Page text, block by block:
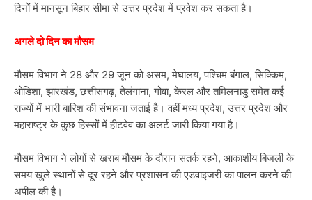
दिनों में मानसून बिहार सीमा से उत्तर प्रदेश में प्रवेश कर सकता है।
अगले दो दिन का मौसम
मौसम विभाग ने 28 और 29 जून को असम, मेघालय, पश्चिम बंगाल, सिक्किम,
ओडिशा, झारखंड, छत्तीसगढ़, तेलंगाना, गोवा, केरल और तमिलनाडु समेत कई
राज्यों में भारी बारिश की संभावना जताई है। वहीं मध्य प्रदेश, उत्तर प्रदेश और
महाराष्ट्र के कुछ हिस्सों में हीटवेव का अलर्ट जारी किया गया है।
मौसम विभाग ने लोगों से खराब मौसम के दौरान सतर्क रहने, आकाशीय बिजली के
समय खुले स्थानों से दूर रहने और प्रशासन की एडवाइजरी का पालन करने की
अपील की है।